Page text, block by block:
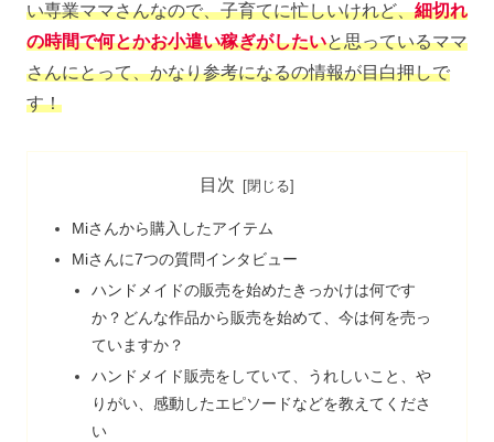
い専業ママさんなので、子育てに忙しいけれど、細切れ
の時間で何とかお小遣い稼ぎがしたいと思っているママ
さんにとって、かなり参考になるの情報が目白押しで
す！
目次
Miさんから購入したアイテム
Miさんに7つの質問インタビュー
ハンドメイドの販売を始めたきっかけは何です
か？どんな作品から販売を始めて、今は何を売っ
ていますか？
ハンドメイド販売をしていて、うれしいこと、や
りがい、感動したエピソードなどを教えてくださ
い